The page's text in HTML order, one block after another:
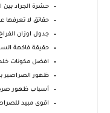
حشرة الجراد بين
حقائق لا تعرفها
جدول اوزان
حقيقة فاكهة
افضل مكونات
ظهور الصراصير
أسباب ظهور
اقوى مبيد